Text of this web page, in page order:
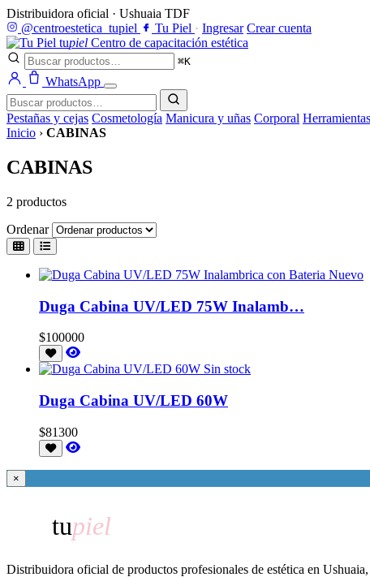
Distribuidora oficial · Ushuaia TDF
@centroestetica_tupiel
Tu Piel · Ingresar Crear cuenta
tupiel Centro de capacitación estética
⌘K
WhatsApp
Pestañas y cejas Cosmetología Manicura y uñas Corporal Herramientas
Inicio › CABINAS
CABINAS
2 productos
Ordenar
Nuevo
Duga Cabina UV/LED 75W Inalamb…
$100000
Sin stock
Duga Cabina UV/LED 60W
$81300
×
tupiel
Distribuidora oficial de productos profesionales de estética en